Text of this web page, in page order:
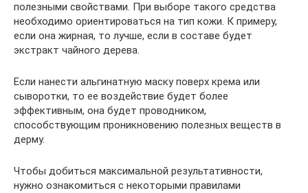
полезными свойствами. При выборе такого средства
необходимо ориентироваться на тип кожи. К примеру,
если она жирная, то лучше, если в составе будет
экстракт чайного дерева.
Если нанести альгинатную маску поверх крема или
сыворотки, то ее воздействие будет более
эффективным, она будет проводником,
способствующим проникновению полезных веществ в
дерму.
Чтобы добиться максимальной результативности,
нужно ознакомиться с некоторыми правилами